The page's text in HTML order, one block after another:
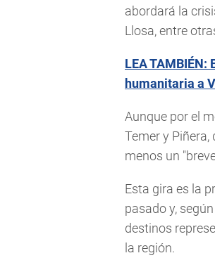
abordará la
Llosa, entre
LEA
humanitaria a
Aunque por el
Temer y
menos un
Esta gira es la
pasado y,
destinos
la región.